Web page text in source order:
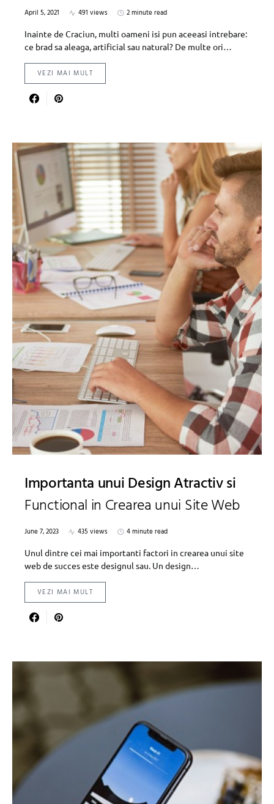
April 5, 2021 491 views
2 minute read
Inainte de Craciun, multi oameni isi pun aceeasi intrebare:
ce brad sa aleaga, artificial sau natural? De multe ori…
VEZI MAI MULT
Importanta unui Design Atractiv si
Functional in Crearea unui Site Web
June 7, 2023 435 views
4 minute read
Unul dintre cei mai importanti factori in crearea unui site
web de succes este designul sau. Un design…
VEZI MAI MULT